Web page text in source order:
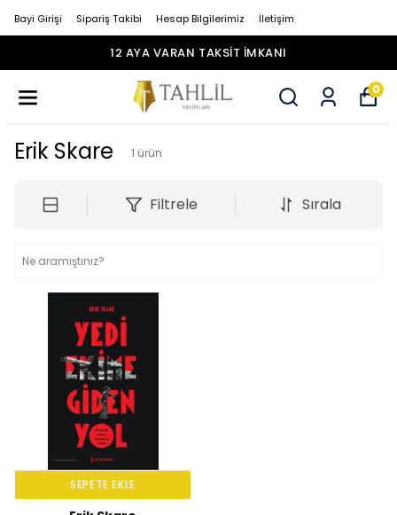
Bayi Girişi Sipariş Takibi Hesap Bilgilerimiz İletişim
12 AYA VARAN TAKSİT İMKANI
0
Erik Skare 1 ürün
Filtrele Sırala
SEPETE EKLE